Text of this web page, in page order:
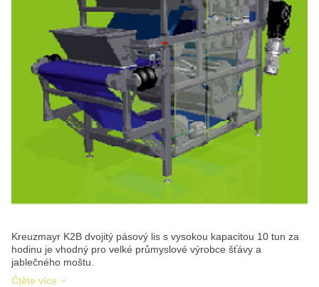
Kreuzmayr K2B dvojitý pásový lis s vysokou kapacitou 10 tun za
hodinu je vhodný pro velké průmyslové výrobce šťávy a
jablečného moštu.
Čtěte více